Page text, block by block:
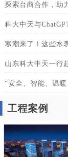
探索台商合作，助
科大中天与
寒潮来了！这些水
山东科大中天一行
“安全、智能、温
工程案例